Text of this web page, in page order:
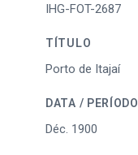
IHG-FOT-2687
TÍTULO
Porto de Itajaí
DATA / PERÍODO
Déc. 1900